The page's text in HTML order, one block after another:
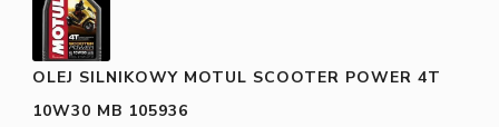
OLEJ SILNIKOWY MOTUL SCOOTER POWER 4T
10W30 MB 105936